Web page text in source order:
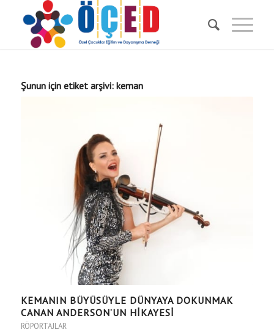
Şunun için etiket arşivi: keman
KEMANIN BÜYÜSÜYLE DÜNYAYA DOKUNMAK
CANAN ANDERSON’UN HİKAYESİ
RÖPORTAJLAR